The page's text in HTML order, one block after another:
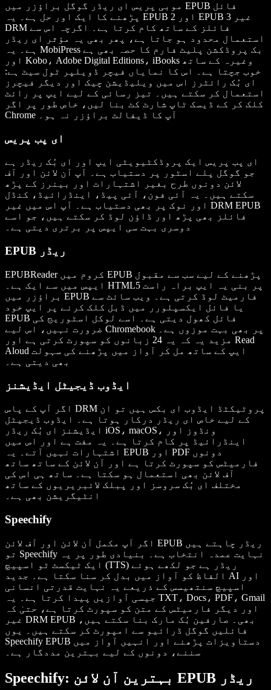
موبی پریس ای ریڈر گوگل براؤزر میں EPUB فائل
پڑھنے کا ایک اور حل ہے۔ یہ EPUB 2 اور EPUB 3 غیر
DRM فائلز کے ساتھ کام کرتا ہے۔ اگرچہ اس سے
استعمال محدود ہو جاتا ہے، پھر بھی یہ مؤثر ای ریڈر
ہے۔ یہ MobiPress بک پروڈکشن پلیٹ فارم کا حصہ بھی ہے
اور Kobo، Adobe Digital Editions، iBooks وغیرہ کے ساتھ
خوب جچتا ہے۔ اس کا نمایاں فیچر ڈویلپر ٹول سیٹ ہے:
ای بُک رائٹرز اس میں ویلیڈیشن چیک اور دیگر فیچرز
استعمال کر سکتے ہیں۔ تیز رسائی کے لیے ایپ پر رائٹ
کلک کر کے ڈیسک ٹاپ شارٹ کٹ بنا لیں، خاص طور پر اگر
Chrome آپ کا ڈیفالٹ براؤزر نہ ہو۔
ای پب پریس
ای پب پریس ایک پروڈکٹیویٹی ایپ اور ای بُک ریڈر ہے
جو گوگل پلے اسٹور پر دستیاب ہے۔ آپ آن لائن اور آف
لائن دونوں طرح بغیر اشتہارات اور بینرز کے پڑھ
سکتے ہیں۔ یہ آئی فون، آئی پیڈ، اینڈرائیڈ، کنڈل
اور نوک پر بھی دستیاب ہے۔ آپ اس میں غیر DRM EPUB
فائلز بھی پڑھ اور ڈاؤن لوڈ کر سکتے ہیں، جو اسے
دوسری بہت سی ایپس پر برتری دیتی ہے۔
EPUB ریڈر
EPUBReader کروم میں EPUB پڑھنے کے لیے سب سے مقبول
ایپس میں سے ایک ہے۔ HTML5 پر بنی یہ ایپ براہ راست
براؤزر میں EPUB فارمیٹ لوڈ کرتی ہے۔ ویب سائٹ سے
یا فائل ایکسپلورر میں ڈبل کلک کرنے پر ایپ خود
EPUB فائل کھول دیتی ہے۔ اسے لوکل اسٹوریج کی
ضرورت نہیں، اس لیے Chromebook پر بھی بہت موزوں ہے۔
مزید یہ کہ یہ 24 زبانوں کو سپورٹ کرتی ہے اور Read
Aloud ایپ کے ساتھ مل کر آواز میں پڑھنے کی سہولت
بھی دیتی ہے۔
ایڈوب ڈیجیٹل ایڈیشنز
اگر آپ کے پاس DRM پروٹیکٹڈ ایڈوب ای بکس ہیں تو ان
کے لیے خاص ای ریڈر درکار ہوتا ہے۔ ایڈوب ڈیجیٹل
ایڈیشنز ای بُک ریڈر iOS، macOS، ونڈوز اور
اینڈرائیڈ پر کام کرتا ہے۔ یہ مفت ہے اور اس میں
اشتہارات نہیں آتے۔ یہ EPUB اور PDF دونوں
فارمیٹس کو سپورٹ کرتا ہے اور آن لائن کے ساتھ ساتھ
آف لائن بھی استعمال ہو سکتا ہے۔ ساتھ ہی اس کی
مختلف ای بُک سروسز اور پبلک لائبریریوں کے ساتھ
انٹیگریشن بھی ہے۔
Speechify
اگر آپ مکمل آن لائن اور آف لائن EPUB ریڈر چاہتے ہیں
تو Speechify نہایت عمدہ انتخاب ہے۔ بنیادی طور پر یہ
ایک ٹیکسٹ ٹو اسپیچ (TTS) ریڈر ہے جو لکھے ہوئے
الفاظ کو آواز میں بدل کر سنا سکتا ہے۔ جدید AI اور
اسپیچ سنتھیسس کے ذریعے یہ نہایت قدرتی انسانی
جیسی آوازیں پیدا کرتا ہے۔ یہ TXT، Docs، PDF، Gmail
اور دیگر فارمیٹس کے متن کو سپورٹ کرتا ہے، حتیٰ کہ
غیر DRM EPUB بھی۔ صارفین بُک مارک بنا سکتے ہیں،
فائلیں گوگل ڈرائیو سے امپورٹ کر سکتے ہیں۔ یوں
Speechify EPUB دستاویزات پڑھنے اور انہیں آواز میں
سننے، دونوں کے لیے بہترین مددگار ہے۔
Speechify: بہترین آن لائن EPUB ریڈر